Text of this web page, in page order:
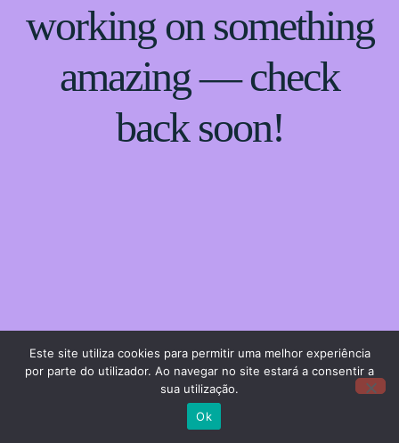
working on something
amazing — check
back soon!
Este site utiliza cookies para permitir uma melhor experiência
por parte do utilizador. Ao navegar no site estará a consentir a
sua utilização.
Ok